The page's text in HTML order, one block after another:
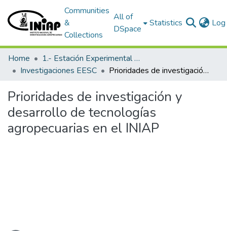
Communities
&
Collections
All of
DSpace
Statistics
Home
1.- Estación Experimental Santa Catalina
Investigaciones EESC
Prioridades de investigación y desarrollo de tecnologías agropecuarias en el INIAP
Prioridades de investigación y
desarrollo de tecnologías
agropecuarias en el INIAP